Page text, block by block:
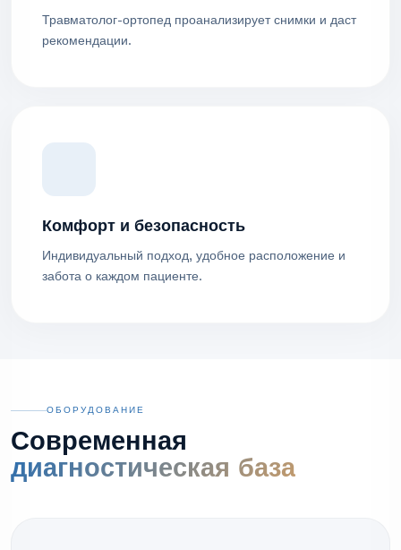
Травматолог-ортопед проанализирует снимки и даст
рекомендации.
Комфорт и безопасность
Индивидуальный подход, удобное расположение и
забота о каждом пациенте.
ОБОРУДОВАНИЕ
Современная
диагностическая база